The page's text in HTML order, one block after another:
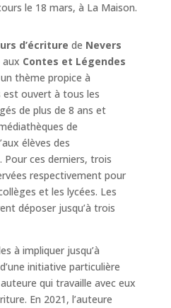
le 18 mars, à La Maison.
d’écriture de Nevers
aux Contes et Légendes
thème propice à
est ouvert à tous les
de plus de 8 ans et
de
élèves des
ces derniers, trois
respectivement pour
et les lycées. Les
déposer jusqu’à trois
à impliquer jusqu’à
initiative particulière
qui travaille avec eux
En 2021, l’auteure